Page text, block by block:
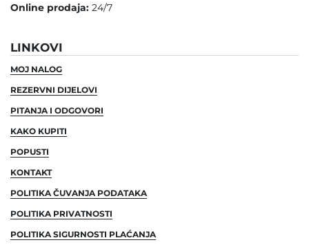
Online prodaja: 24/7
LINKOVI
MOJ NALOG
REZERVNI DIJELOVI
PITANJA I ODGOVORI
KAKO KUPITI
POPUSTI
KONTAKT
POLITIKA ČUVANJA PODATAKA
POLITIKA PRIVATNOSTI
POLITIKA SIGURNOSTI PLAĆANJA